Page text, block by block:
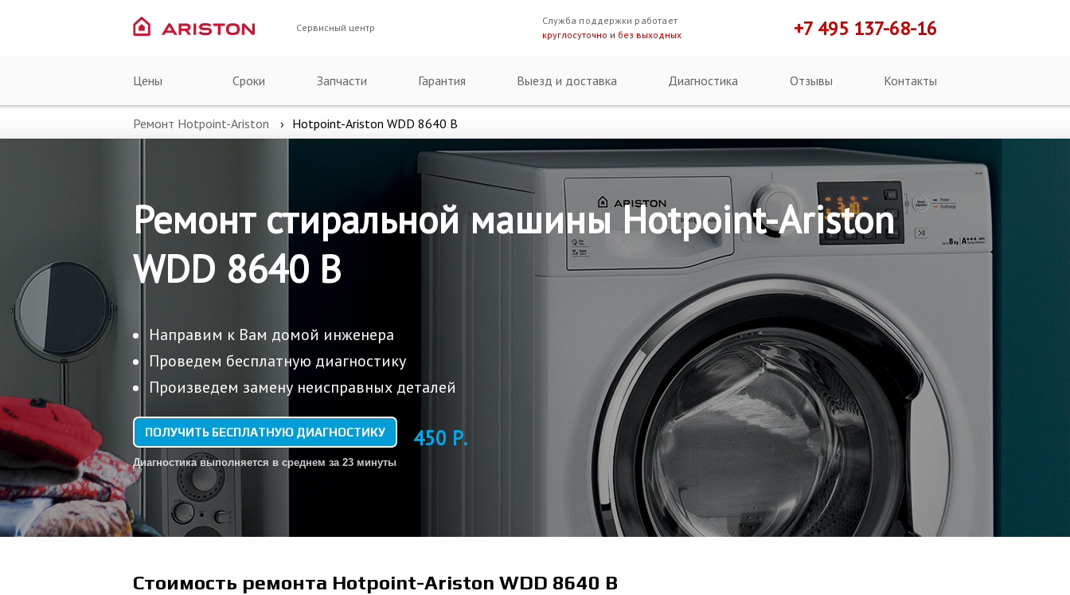
Сервисный центр
Служба поддержки работает
круглосуточно и без выходных
+7 495 137-68-16
Цены Сроки Запчасти Гарантия Выезд и доставка Диагностика Отзывы Контакты
Ремонт Hotpoint-Ariston Hotpoint-Ariston WDD 8640 B
Ремонт стиральной машины Hotpoint-Ariston
WDD 8640 B
Направим к Вам домой инженера
Проведем бесплатную диагностику
Произведем замену неисправных деталей
ПОЛУЧИТЬ БЕСПЛАТНУЮ ДИАГНОСТИКУ 450 Р.
Диагностика выполняется в среднем за 23 минуты
Стоимость ремонта Hotpoint-Ariston WDD 8640 B